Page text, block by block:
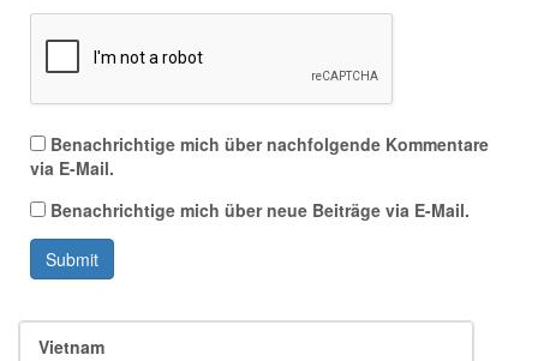
Benachrichtige mich über nachfolgende Kommentare
via E-Mail.
Benachrichtige mich über neue Beiträge via E-Mail.
Submit
Vietnam